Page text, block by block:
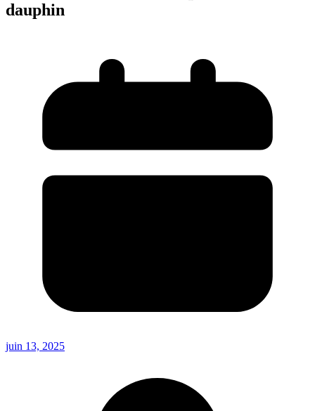
dauphin
juin 13, 2025